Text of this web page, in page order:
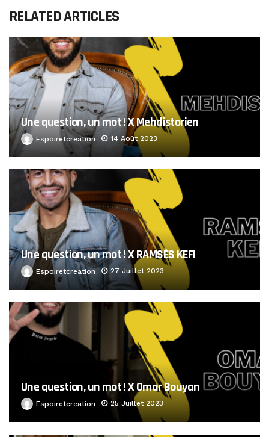
RELATED ARTICLES
Une question, un mot ! X Mehdistorien
Espoiretcreation 14 Août 2023
Une question, un mot ! X RAMSÈS KEFI
Espoiretcreation 27 Juillet 2023
Une question, un mot ! X Omar Bouyan
Espoiretcreation 25 Juillet 2023